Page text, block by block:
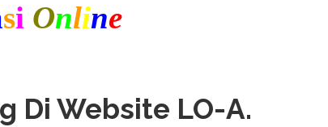
si Online
Di Website LO-A.